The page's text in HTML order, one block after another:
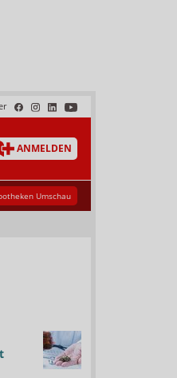
ANMELDEN
Umschau